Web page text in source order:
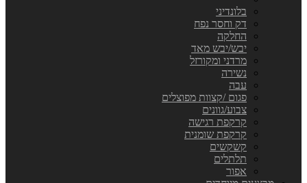
בלונדיני
דק וחסר נפח
החלקה
יבש/יבש מאד
מרדני ומקורזל
נשירה
עבה
פגום /קצוות מפוצלים
צבוע/גוונים
קרקפת רגישה
קרקפת שומנית
קשקשים
תלתלים
אפור